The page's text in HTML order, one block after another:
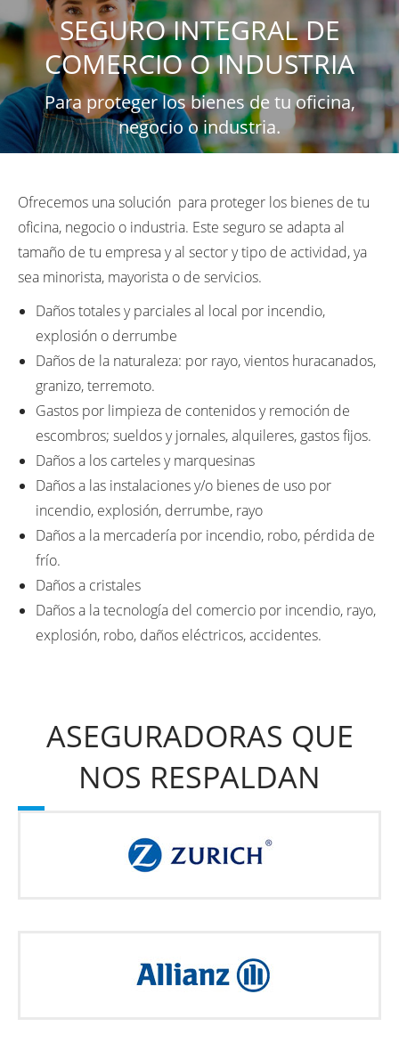
SEGURO INTEGRAL DE
COMERCIO O INDUSTRIA
Para proteger los bienes de tu oficina,
negocio o industria.
Ofrecemos una solución para proteger los bienes de tu
oficina, negocio o industria. Este seguro se adapta al
tamaño de tu empresa y al sector y tipo de actividad, ya
sea minorista, mayorista o de servicios.
Daños totales y parciales al local por incendio,
explosión o derrumbe
Daños de la naturaleza: por rayo, vientos huracanados,
granizo, terremoto.
Gastos por limpieza de contenidos y remoción de
escombros; sueldos y jornales, alquileres, gastos fijos.
Daños a los carteles y marquesinas
Daños a las instalaciones y/o bienes de uso por
incendio, explosión, derrumbe, rayo
Daños a la mercadería por incendio, robo, pérdida de
frío.
Daños a cristales
Daños a la tecnología del comercio por incendio, rayo,
explosión, robo, daños eléctricos, accidentes.
ASEGURADORAS QUE
NOS RESPALDAN